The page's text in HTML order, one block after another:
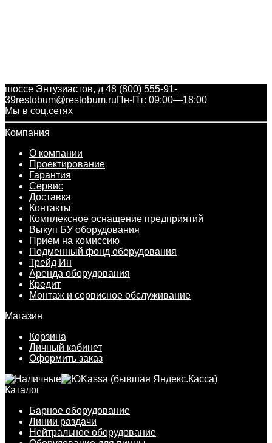
шоссе Энтузиастов, д 48 (800) 555-91-
39restobum@restobum.ruПн-Пт: 09:00—18:00
Мы в соц.сетях
Компания
О компании
Проектирование
Гарантия
Сервис
Доставка
Контакты
Комплексное оснащение предприятий
Выкуп БУ оборудования
Прием на комиссию
Подменный фонд оборудования
Трейд Ин
Аренда оборудования
Кредит
Монтаж и сервисное обслуживание
Магазин
Корзина
Личный кабинет
Оформить заказ
Каталог
Барное оборудование
Линии раздачи
Нейтральное оборудование